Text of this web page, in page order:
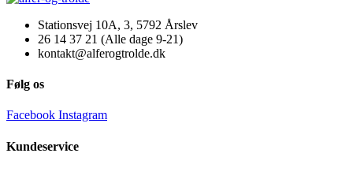
Stationsvej 10A, 3, 5792 Årslev
26 14 37 21 (Alle dage 9-21)
kontakt@alferogtrolde.dk
Følg os
Facebook Instagram
Kundeservice